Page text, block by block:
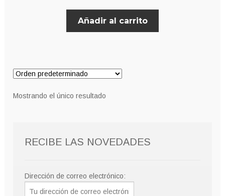
precio
original
precio
actual
Añadir al carrito
Mostrando el único resultado
RECIBE LAS NOVEDADES
Dirección de correo electrónico: